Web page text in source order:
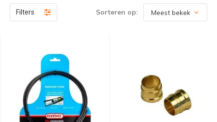
Filters Sorteren op: